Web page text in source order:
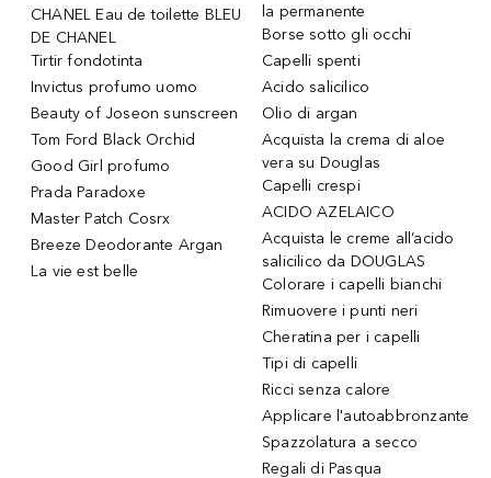
CHANEL Eau de toilette BLEU
DE CHANEL
Tirtir fondotinta
Invictus profumo uomo
Beauty of Joseon sunscreen
Tom Ford Black Orchid
Good Girl profumo
Prada Paradoxe
Master Patch Cosrx
Breeze Deodorante Argan
La vie est belle
la permanente
Borse sotto gli occhi
Capelli spenti
Acido salicilico
Olio di argan
Acquista la crema di aloe
vera su Douglas
Capelli crespi
ACIDO AZELAICO
Acquista le creme all’acido
salicilico da DOUGLAS
Colorare i capelli bianchi
Rimuovere i punti neri
Cheratina per i capelli
Tipi di capelli
Ricci senza calore
Applicare l'autoabbronzante
Spazzolatura a secco
Regali di Pasqua